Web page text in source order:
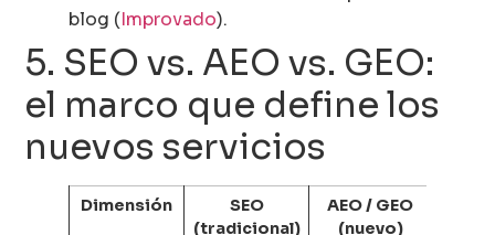
blog (Improvado).
5. SEO vs. AEO vs. GEO:
el marco que define los
nuevos servicios
Dimensión
SEO
(tradicional)
AEO / GEO
(nuevo)